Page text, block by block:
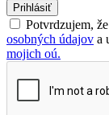
Prihlásiť
Potvrdzujem,
osobných údajov a
mojich oú.